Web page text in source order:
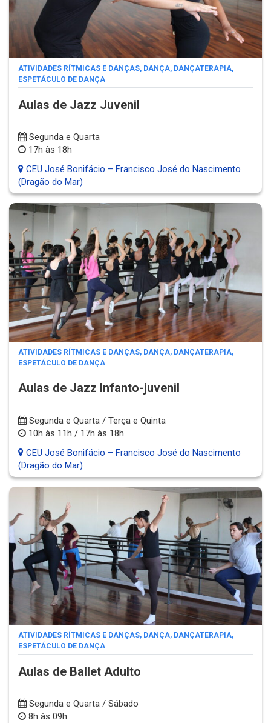
ATIVIDADES RÍTMICAS E DANÇAS, DANÇA, DANÇATERAPIA,
ESPETÁCULO DE DANÇA
Aulas de Jazz Juvenil
Segunda e Quarta
17h às 18h
CEU José Bonifácio – Francisco José do Nascimento
(Dragão do Mar)
ATIVIDADES RÍTMICAS E DANÇAS, DANÇA, DANÇATERAPIA,
ESPETÁCULO DE DANÇA
Aulas de Jazz Infanto-juvenil
Segunda e Quarta / Terça e Quinta
10h às 11h / 17h às 18h
CEU José Bonifácio – Francisco José do Nascimento
(Dragão do Mar)
ATIVIDADES RÍTMICAS E DANÇAS, DANÇA, DANÇATERAPIA,
ESPETÁCULO DE DANÇA
Aulas de Ballet Adulto
Segunda e Quarta / Sábado
8h às 09h